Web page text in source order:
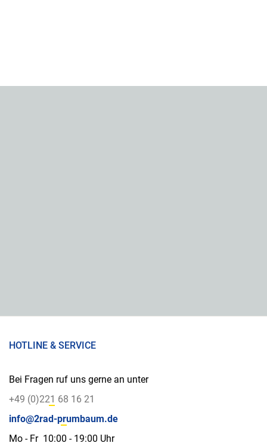
HOTLINE & SERVICE
Bei Fragen ruf uns gerne an unter
+49 (0)221 68 16 21
info@2rad-prumbaum.de
Mo - Fr 10:00 - 19:00 Uhr